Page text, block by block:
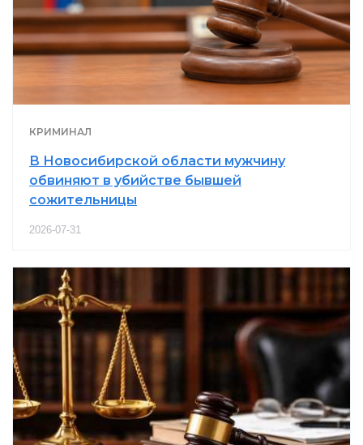
КРИМИНАЛ
В Новосибирской области мужчину
обвиняют в убийстве бывшей
сожительницы
2026-07-31